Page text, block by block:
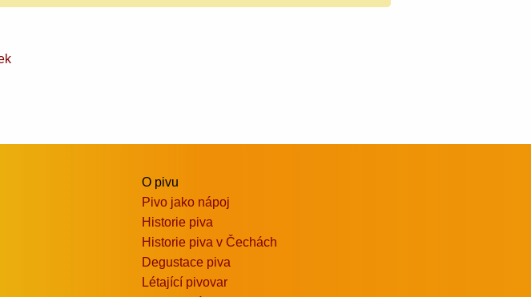
O pivu
Pivo jako nápoj
Historie piva
Historie piva v Čechách
Degustace piva
Létající pivovar